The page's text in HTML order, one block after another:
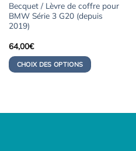
Becquet / Lèvre de coffre pour
BMW Série 3 G20 (depuis
2019)
64,00€
CHOIX DES OPTIONS